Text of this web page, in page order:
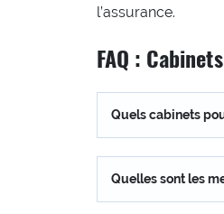
l’assurance.
FAQ :
Quels cabinets
Quelles sont les